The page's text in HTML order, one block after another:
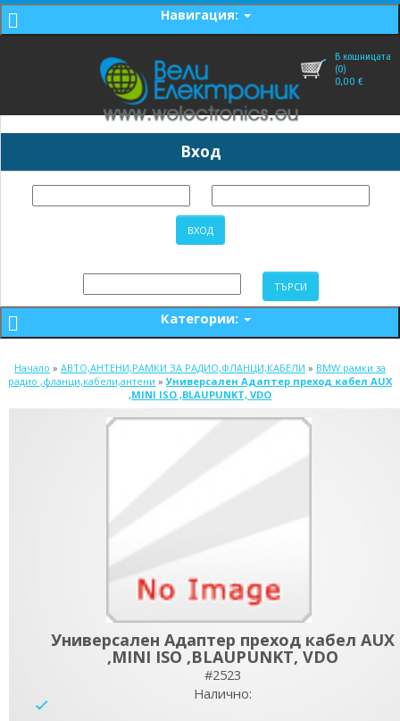
Навигация:
В кошницата
(0)
0,00 €
Вход
Категории:
Начало » АВТО,АНТЕНИ,РАМКИ ЗА РАДИО,ФЛАНЦИ,КАБЕЛИ » BMW рамки за
радио ,фланци,кабели,антени »Универсален Адаптер преход кабел AUX
,MINI ISO ,BLAUPUNKT, VDO
Универсален Адаптер преход кабел AUX
,MINI ISO ,BLAUPUNKT, VDO
#2523
Налично: